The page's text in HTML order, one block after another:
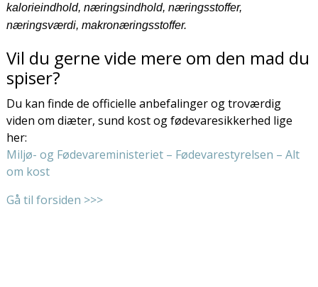
kalorieindhold, næringsindhold, næringsstoffer,
næringsværdi, makronæringsstoffer.
Vil du gerne vide mere om den mad du
spiser?
Du kan finde de officielle anbefalinger og troværdig
viden om diæter, sund kost og fødevaresikkerhed lige
her:
Miljø- og Fødevareministeriet – Fødevarestyrelsen – Alt
om kost
Gå til forsiden >>>